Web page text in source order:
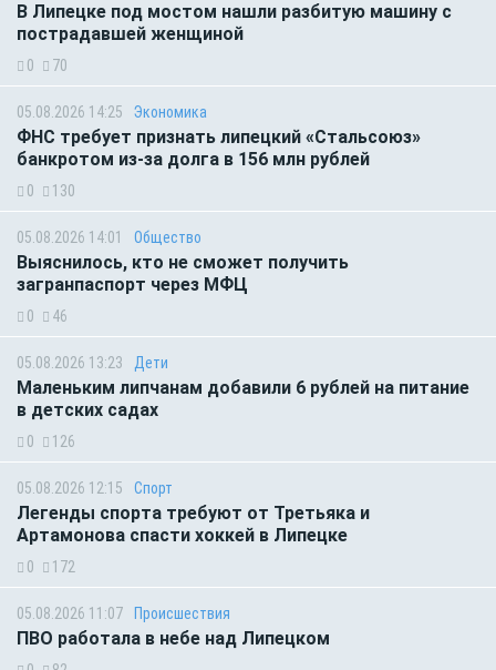
В Липецке под мостом нашли разбитую машину с
пострадавшей женщиной
0 70
05.08.2026 14:25 Экономика
ФНС требует признать липецкий «Стальсоюз»
банкротом из-за долга в 156 млн рублей
0 130
05.08.2026 14:01 Общество
Выяснилось, кто не сможет получить
загранпаспорт через МФЦ
0 46
05.08.2026 13:23 Дети
Маленьким липчанам добавили 6 рублей на питание
в детских садах
0 126
05.08.2026 12:15 Спорт
Легенды спорта требуют от Третьяка и
Артамонова спасти хоккей в Липецке
0 172
05.08.2026 11:07 Происшествия
ПВО работала в небе над Липецком